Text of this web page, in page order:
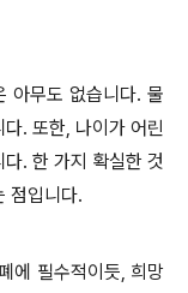
아무도 없습니다. 물
. 또한, 나이가 어린
. 한 가지 확실한 것
점입니다.
에 필수적이듯, 희망